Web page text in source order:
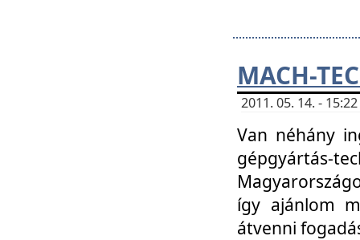
MACH-
2011. 05. 14. -
Van néhány
gépgyártás-
így ajánlom
átvenni